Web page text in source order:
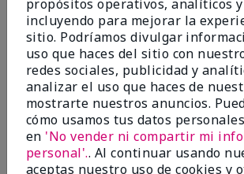
porSheesh
de Woodbury/MN
Evaluado en
marykay.com/en-us/
Comentarios sobre TimeWise
Firm® Eye Renewal Cream
Some people may like the mettle tip
I would prefer something more
for easier access and the ability to
great product.
propósitos operativos, analíticos y
incluyendo para mejorar la
sitio. Podríamos divulgar
uso que haces del sitio con
redes sociales, publicidad y
analizar el uso que haces de
mostrarte nuestros anuncios.
cómo usamos tus datos
en 'No vender ni compartir mi
personal'.. Al continuar usando
aceptas nuestro uso de cookies y